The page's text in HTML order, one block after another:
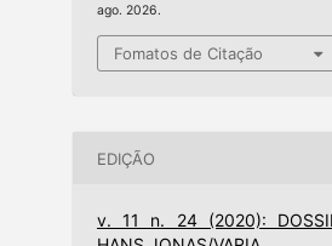
ago. 2026.
Fomatos de Citação
EDIÇÃO
v. 11 n. 24 (2020):